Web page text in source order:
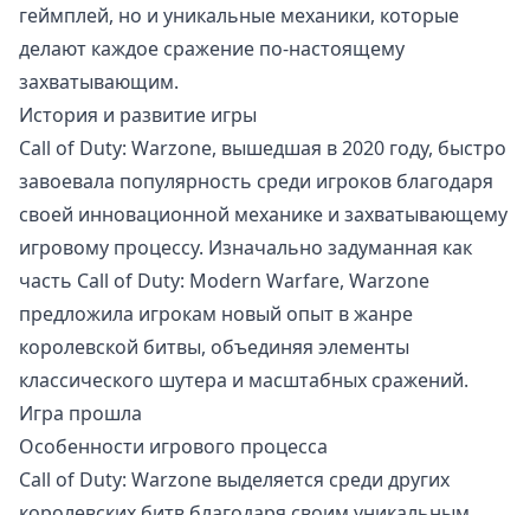
геймплей, но и уникальные механики, которые
делают каждое сражение по-настоящему
захватывающим.
История и развитие игры
Call of Duty: Warzone, вышедшая в 2020 году, быстро
завоевала популярность среди игроков благодаря
своей инновационной механике и захватывающему
игровому процессу. Изначально задуманная как
часть Call of Duty: Modern Warfare, Warzone
предложила игрокам новый опыт в жанре
королевской битвы, объединяя элементы
классического шутера и масштабных сражений.
Игра прошла
Особенности игрового процесса
Call of Duty: Warzone выделяется среди других